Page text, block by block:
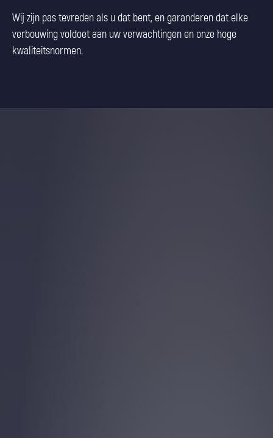
Wij zijn pas tevreden als u dat bent, en garanderen dat elke
verbouwing voldoet aan uw verwachtingen en onze hoge
kwaliteitsnormen.